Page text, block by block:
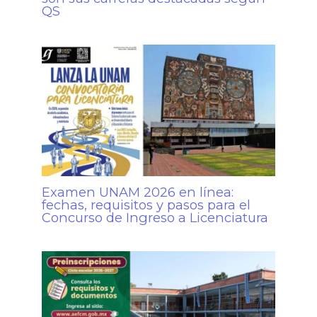
QS
Examen UNAM 2026 en línea:
fechas, requisitos y pasos para el
Concurso de Ingreso a Licenciatura